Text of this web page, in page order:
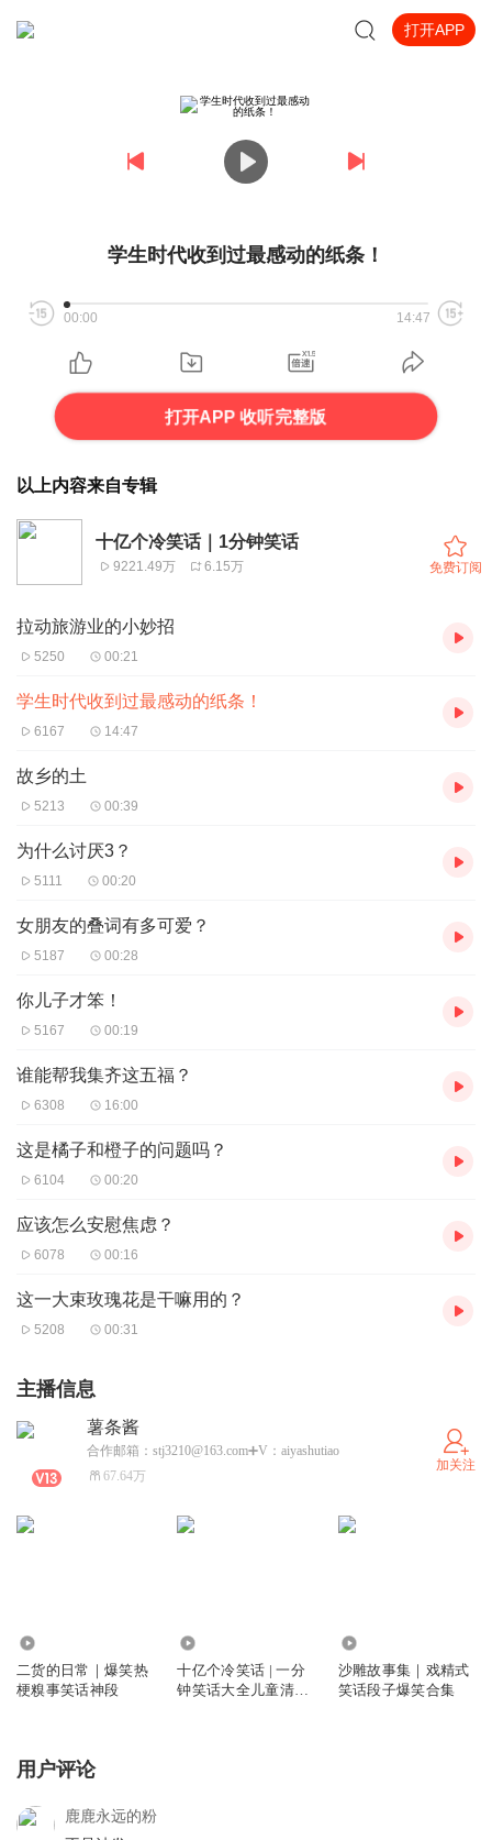
打开APP
学生时代收到过最感动的纸条！
00:00 14:47
打开APP 收听完整版
以上内容来自专辑
十亿个冷笑话｜1分钟笑话
9221.49万 6.15万 免费订阅
拉动旅游业的小妙招
5250 00:21
学生时代收到过最感动的纸条！
6167 14:47
故乡的土
5213 00:39
为什么讨厌3？
5111 00:20
女朋友的叠词有多可爱？
5187 00:28
你儿子才笨！
5167 00:19
谁能帮我集齐这五福？
6308 16:00
这是橘子和橙子的问题吗？
6104 00:20
应该怎么安慰焦虑？
6078 00:16
这一大束玫瑰花是干嘛用的？
5208 00:31
主播信息
薯条酱
合作邮箱：stj3210@163.com➕V：aiyashutiao
67.64万
加关注
二货的日常｜爆笑热
梗糗事笑话神段
十亿个冷笑话 | 一分
钟笑话大全儿童清新
沙雕故事集｜戏精式
笑话段子爆笑合集
用户评论
鹿鹿永远的粉